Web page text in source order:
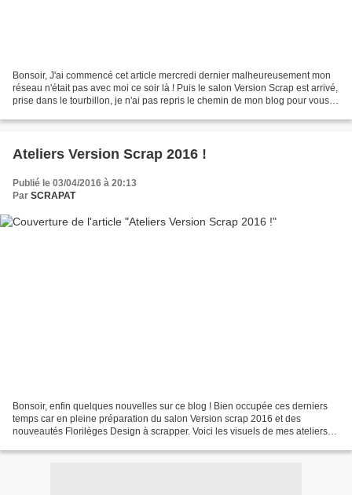
Bonsoir, J'ai commencé cet article mercredi dernier malheureusement mon
réseau n'était pas avec moi ce soir là ! Puis le salon Version Scrap est arrivé,
prise dans le tourbillon, je n'ai pas repris le chemin de mon blog pour vous
Ateliers Version Scrap 2016 !
Publié le 03/04/2016 à 20:13
Par SCRAPAT
Bonsoir, enfin quelques nouvelles sur ce blog ! Bien occupée ces derniers
temps car en pleine préparation du salon Version scrap 2016 et des
nouveautés Florilèges Design à scrapper. Voici les visuels de mes ateliers